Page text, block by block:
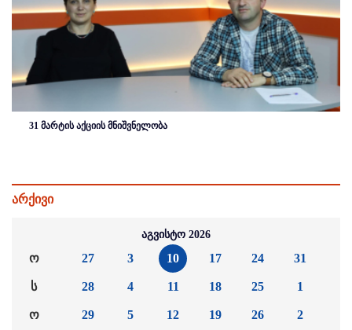
31 მარტის აქციის მნიშვნელობა
არქივი
აგვისტო 2026
ო
ს
ო
27
28
29
3
4
5
10
11
12
17
18
19
24
25
26
31
1
2